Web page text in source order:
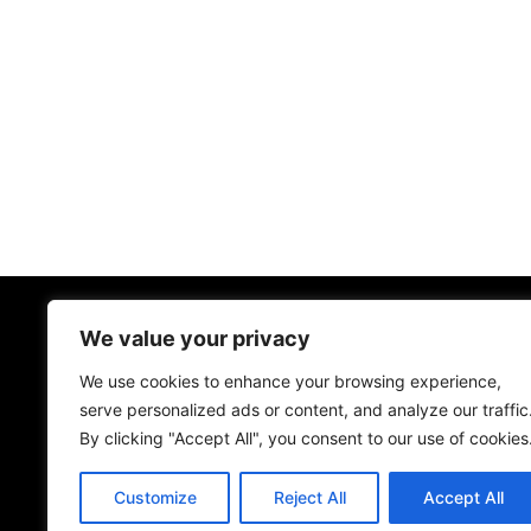
We value your privacy
We use cookies to enhance your browsing experience,
serve personalized ads or content, and analyze our traffic.
By clicking "Accept All", you consent to our use of cookies.
Customize Reject All Accept All